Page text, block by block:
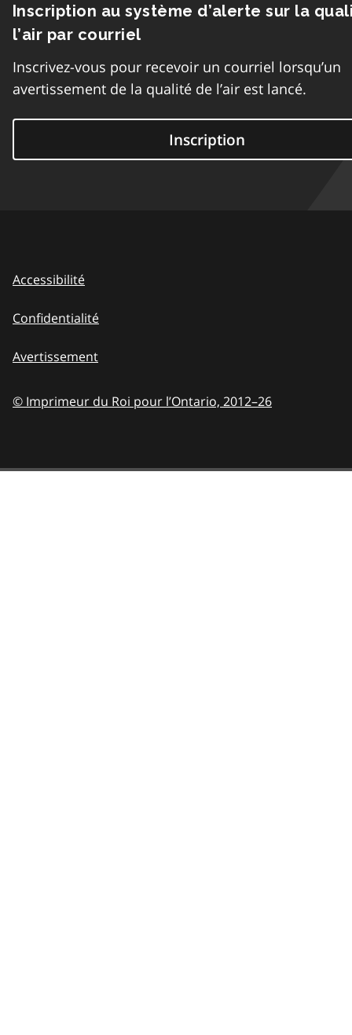
Inscription au système d’alerte sur la
l’air par courriel
Inscrivez-vous pour recevoir un courriel lorsqu’un
avertissement de la qualité de l’air est lancé.
Inscription
Accessibilité
Confidentialité
Avertissement
© Imprimeur du Roi pour l’Ontario, 2012–26